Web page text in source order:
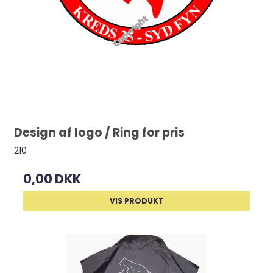
Design af logo / Ring for pris
210
0,00 DKK
VIS PRODUKT